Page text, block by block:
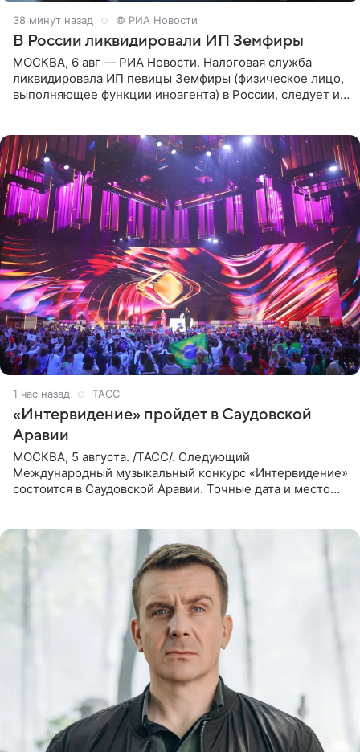
38 минут назад © РИА Новости
В России ликвидировали ИП Земфиры
МОСКВА, 6 авг — РИА Новости. Налоговая служба
ликвидировала ИП певицы Земфиры (физическое лицо,
выполняющее функции иноагента) в России, следует из
1 час назад ТАСС
«Интервидение» пройдет в Саудовской
Аравии
МОСКВА, 5 августа. /ТАСС/. Следующий
Международный музыкальный конкурс «Интервидение»
состоится в Саудовской Аравии. Точные дата и место